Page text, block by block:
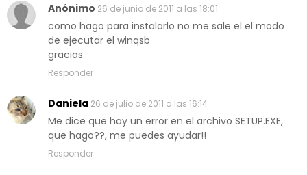
Anónimo 26 de junio de 2011 a las 18:01
como hago para instalarlo no me sale el el modo
de ejecutar el winqsb
gracias
Responder
Daniela 26 de julio de 2011 a las 16:14
Me dice que hay un error en el archivo SETUP.EXE,
que hago??, me puedes ayudar!!
Responder